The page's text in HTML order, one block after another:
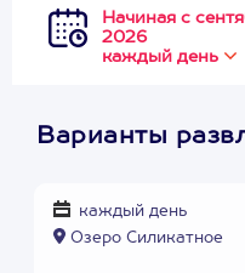
Начиная с
2026
каждый день
Варианты
каждый день
Озеро Силикатное